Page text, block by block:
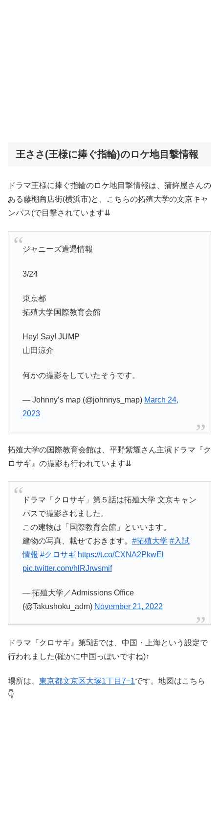
王ささ(王様に捧ぐ指輪)のロケ地目撃情報
ドラマ王様に捧ぐ指輪のロケ地目撃情報は、蒲鉾屋さんの
ある藤棚商店街(横浜市)と、こちらの拓殖大学の文京キャ
ンパス(で目撃されています⇊
ジャニーズ遭遇情報
3/24
東京都
拓殖大学国際教育会館
Hey! Say! JUMP
山田涼介
何かの撮影をしていたそうです。
— Johnny’s map (@johnnys_map) March 24,
2023
拓殖大学の国際教育会館は、平野紫耀さん主演ドラマ『ク
ロサギ』の撮影も行われています⇊
ドラマ「クロサギ」第５話は拓殖大学 文京キャン
パスで撮影されました。
この建物は「国際教育会館」といいます。
建物の写真、載せておきます。 #拓殖大学 #入試
情報 #クロサギ https://t.co/CXNA2PkwEl
pic.twitter.com/hlRJrwsmif
— 拓殖大学／Admissions Office
(@Takushoku_adm) November 21, 2022
ドラマ『クロサギ』第5話では、中国・上海という設定で
行われました(確かに中国っぽいですね)↑
場所は、 東京都文京区大塚1丁目7−1です。地図はこちら
👇